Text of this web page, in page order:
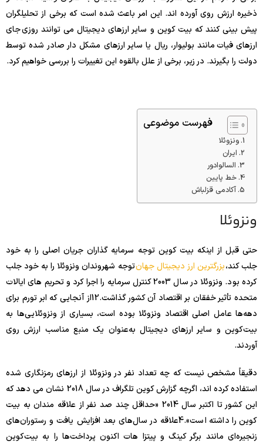
ذخیره ارزش روی آورده اند. این امر باعث شده است که برخی از تحلیلگران
پیش بینی کنند که بیت کوین و سایر ارزهای دیجیتال می توانند روزی جای
ارزهای فیات مانند بولیوار، ریال یا سایر ارزهای مشکل دار صادر شده توسط
دولت را بگیرند. در زیر، برخی از علل بالقوه این تغییرات را بررسی خواهیم کرد.
فهرست موضوعی
ونزوئلا
ایران
السالوادور
خط پایین
آکادمی قزلباش
ونزوئلا
حتی قبل از اینکه بیت کوین توجه سرمایه گذاران جریان اصلی را به خود
جلب کند،بزرگترین ارز دیجیتال جهانتوجه شهروندان ونزوئلا را به خود جلب
کرده بود. ونزوئلا در سال 2003 کنترل سرمایه را اجرا کرد و تحریم های ایالات
متحده تأثیر خفقان بر اقتصاد آن کشور گذاشت. 12 از آنجایی که ابر تورم برای
دهه‌ها عامل اصلی اقتصاد ونزوئلا بوده است، بسیاری از ونزوئلایی‌ها به
بیت‌کوین و سایر ارزهای دیجیتال به‌عنوان یک منبع مناسب ارزش روی
آوردند.
دقیقاً مشخص نیست که چه تعداد نفر در ونزوئلا از ارزهای رمزنگاری شده
استفاده کرده اند، اگرچه گزارش کوین تلگراف در سال 2018 نشان می دهد که
این کشور تا اکتبر سال 2014 «حداقل چند صد نفر از علاقه مندان به بیت
کوین را داشته است».4علاقه در سال‌های بعد افزایش یافت و رستوران‌های
زنجیره‌ای مانند برگر کینگ و پیتزا هات اکنون پرداخت‌ها را به بیت‌کوین